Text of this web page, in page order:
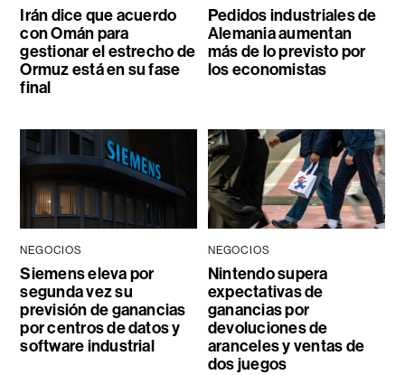
Irán dice que acuerdo
con Omán para
gestionar el estrecho de
Ormuz está en su fase
final
Pedidos industriales de
Alemania aumentan
más de lo previsto por
los economistas
NEGOCIOS
Siemens eleva por
segunda vez su
previsión de ganancias
por centros de datos y
software industrial
NEGOCIOS
Nintendo supera
expectativas de
ganancias por
devoluciones de
aranceles y ventas de
dos juegos